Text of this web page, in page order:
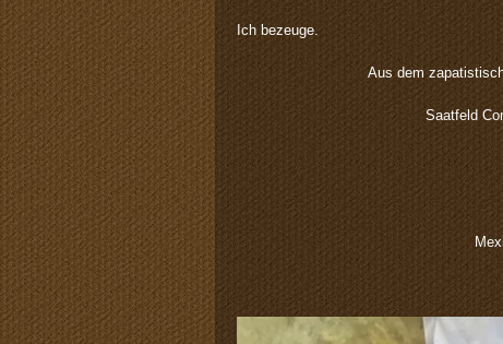
Ich bezeuge.
Aus dem
Saatfeld